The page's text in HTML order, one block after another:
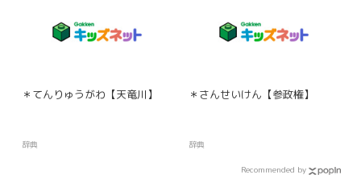
＊てんりゅうがわ【天竜川】
辞典
＊さんせいけん【参政権】
辞典
Recommended by